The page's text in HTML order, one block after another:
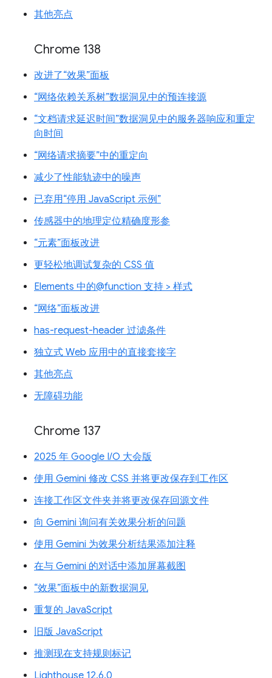
其他亮点
Chrome 138
改进了“效果”面板
“网络依赖关系树”数据洞见中的预连接源
“文档请求延迟时间”数据洞见中的服务器响应和重定
向时间
“网络请求摘要”中的重定向
减少了性能轨迹中的噪声
已弃用“停用 JavaScript 示例”
传感器中的地理定位精确度形参
“元素”面板改进
更轻松地调试复杂的 CSS 值
Elements 中的@function 支持 > 样式
“网络”面板改进
has-request-header 过滤条件
独立式 Web 应用中的直接套接字
其他亮点
无障碍功能
Chrome 137
2025 年 Google I/O 大会版
使用 Gemini 修改 CSS 并将更改保存到工作区
连接工作区文件夹并将更改保存回源文件
向 Gemini 询问有关效果分析的问题
使用 Gemini 为效果分析结果添加注释
在与 Gemini 的对话中添加屏幕截图
“效果”面板中的新数据洞见
重复的 JavaScript
旧版 JavaScript
推测现在支持规则标记